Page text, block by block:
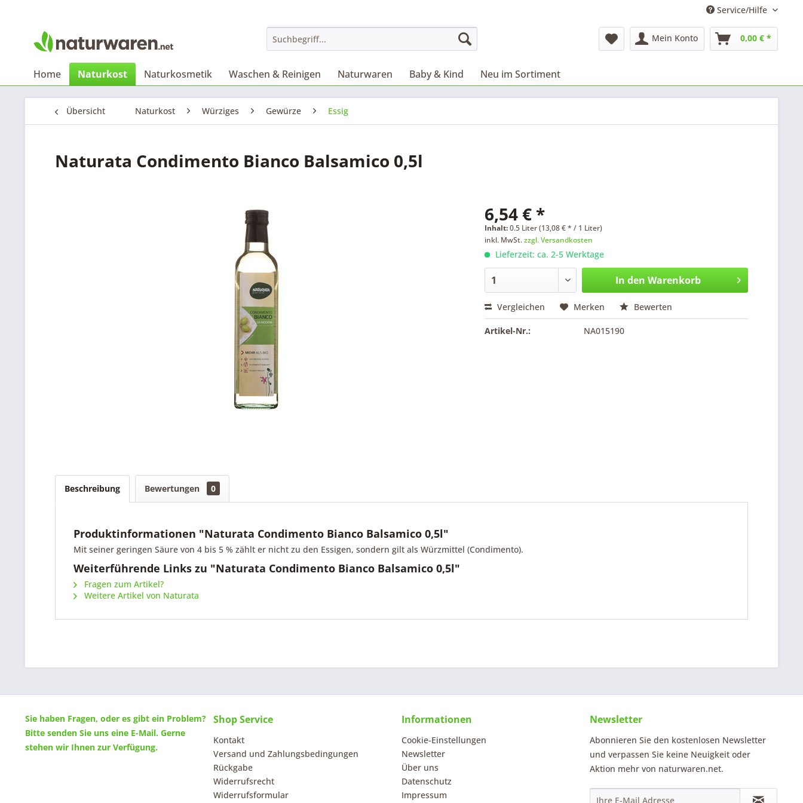
Service/Hilfe
Mein Konto 0,00 € *
Home Naturkost Naturkosmetik Waschen & Reinigen Naturwaren Baby & Kind Neu im Sortiment
Übersicht Naturkost Würziges Gewürze Essig
Naturata Condimento Bianco Balsamico 0,5l
6,54 € *
Inhalt:0.5 Liter (13,08 € * / 1 Liter)
inkl. MwSt.zzgl. Versandkosten
Lieferzeit: ca. 2-5 Werktage
In den Warenkorb
Vergleichen Merken Bewerten
Artikel-Nr.: NA015190
Beschreibung Bewertungen 0
Produktinformationen "Naturata Condimento Bianco Balsamico 0,5l"
Mit seiner geringen Säure von 4 bis 5 % zählt er nicht zu den Essigen, sondern gilt als Würzmittel (Condimento).
Weiterführende Links zu "Naturata Condimento Bianco Balsamico 0,5l"
Fragen zum Artikel?
Weitere Artikel von Naturata
Sie haben Fragen, oder es gibt ein Problem?
Bitte senden Sie uns eine E-Mail. Gerne
stehen wir Ihnen zur Verfügung.
Shop Service
Kontakt
Versand und Zahlungsbedingungen
Rückgabe
Widerrufsrecht
Widerrufsformular
Informationen
Cookie-Einstellungen
Newsletter
Über uns
Datenschutz
Impressum
Newsletter
Abonnieren Sie den kostenlosen Newsletter
und verpassen Sie keine Neuigkeit oder
Aktion mehr von naturwaren.net.